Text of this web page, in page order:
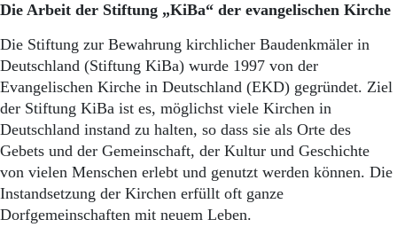
Start
Wer wir sind
Aktuelle Ausgabe
Abonnenten-Login
Abonnent werden
Abo Prämien
Archiv
Berlin-Brandenburg
Schlesien
Danzig und Westpreußen
Bücher
Die Arbeit der Stiftung „KiBa“ der evangelischen Kirche
Die Stiftung zur Bewahrung kirchlicher Baudenkmäler in
Deutschland (Stiftung KiBa) wurde 1997 von der
Evangelischen Kirche in Deutschland (EKD) gegründet. Ziel
der Stiftung KiBa ist es, möglichst viele Kirchen in
Deutschland instand zu halten, so dass sie als Orte des
Gebets und der Gemeinschaft, der Kultur und Geschichte
von vielen Menschen erlebt und genutzt werden können. Die
Instandsetzung der Kirchen erfüllt oft ganze
Dorfgemeinschaften mit neuem Leben.